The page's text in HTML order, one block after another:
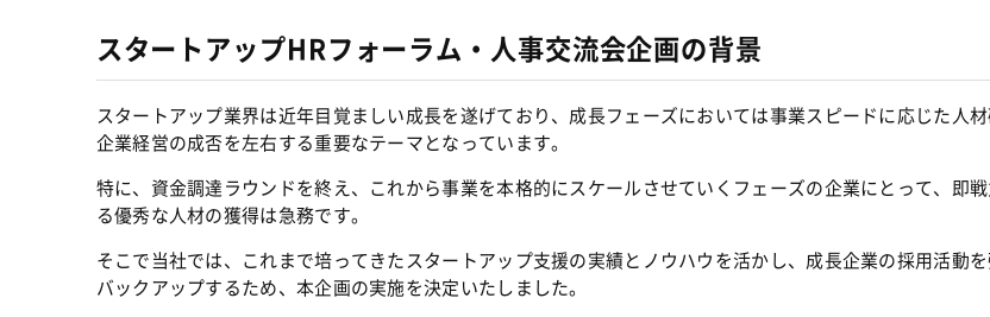
スタートアップHRフォーラム・人事交流会企画の背景
スタートアップ業界は近年目覚ましい成長を遂げており、成長フェーズにおいては事業スピードに応じた人
企業経営の成否を左右する重要なテーマとなっています。
特に、資金調達ラウンドを終え、これから事業を本格的にスケールさせていくフェーズの企業にとって、即
る優秀な人材の獲得は急務です。
そこで当社では、これまで培ってきたスタートアップ支援の実績とノウハウを活かし、成長企業の採用活動
バックアップするため、本企画の実施を決定いたしました。